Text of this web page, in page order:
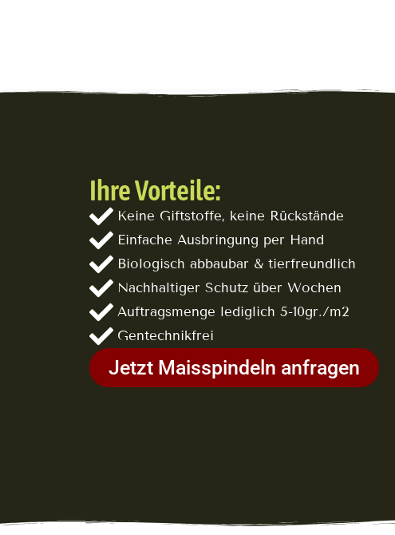
Ihre Vorteile:
Keine Giftstoffe, keine Rückstände
Einfache Ausbringung per Hand
Biologisch abbaubar & tierfreundlich
Nachhaltiger Schutz über Wochen
Auftragsmenge lediglich 5-10gr./m2
Gentechnikfrei
Jetzt Maisspindeln anfragen